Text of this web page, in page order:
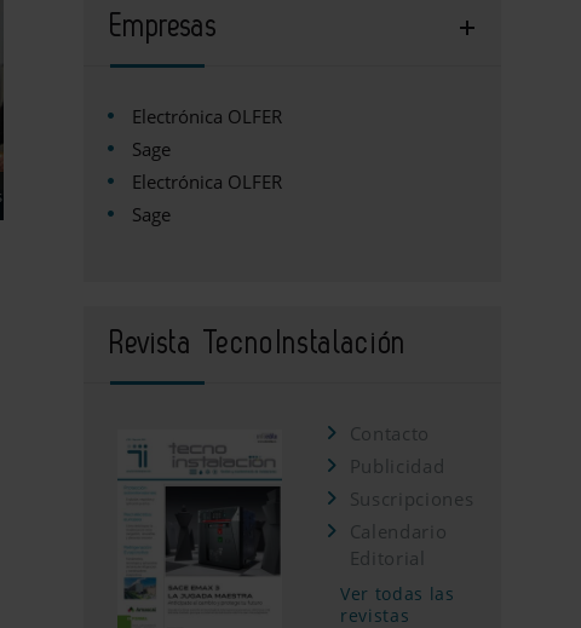
Empresas
Electrónica OLFER
Sage
Electrónica OLFER
Sage
Revista TecnoInstalación
Contacto
Publicidad
Suscripciones
Calendario
Editorial
Ver todas las
revistas